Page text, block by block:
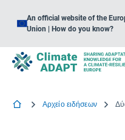
An official website of the
Union | How do you know?
Αρχείο ειδήσεων